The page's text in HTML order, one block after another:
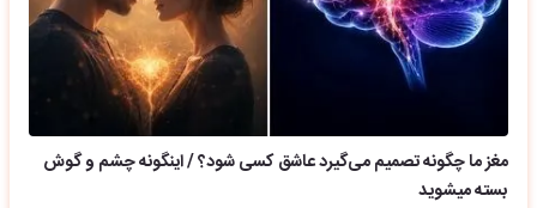
مغز ما چگونه تصمیم می‌گیرد عاشق کسی شود؟ / اینگونه چشم و گوش
بسته میشوید